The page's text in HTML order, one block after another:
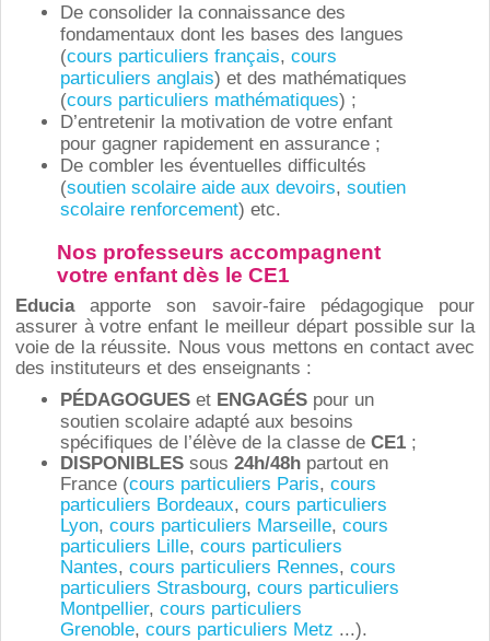
De consolider la connaissance des
fondamentaux dont les bases des langues
(cours particuliers français, cours
particuliers anglais) et des mathématiques
(cours particuliers mathématiques) ;
D’entretenir la motivation de votre enfant
pour gagner rapidement en assurance ;
De combler les éventuelles difficultés
(soutien scolaire aide aux devoirs, soutien
scolaire renforcement) etc.
Nos professeurs accompagnent
votre enfant dès le CE1
Educiaapporte son savoir-faire pédagogique pour
assurer à votre enfant le meilleur départ possible sur la
voie de la réussite. Nous vous mettons en contact avec
des instituteurs et des enseignants :
PÉDAGOGUES et ENGAGÉSpour un
soutien scolaire adapté aux besoins
spécifiques de l’élève de la classe de CE1 ;
DISPONIBLESsous 24h/48hpartout en
France (cours particuliers Paris, cours
particuliers Bordeaux, cours particuliers
Lyon, cours particuliers Marseille, cours
particuliers Lille, cours particuliers
Nantes, cours particuliers Rennes, cours
particuliers Strasbourg, cours particuliers
Montpellier, cours particuliers
Grenoble, cours particuliers Metz ...).